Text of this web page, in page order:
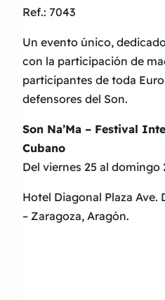
Ref.: 7043
Un evento único,
con la participación de
participantes de toda
defensores del Son.
Son Na’Ma – Festival
Cubano
Del viernes 25 al
Hotel Diagonal Plaza Ave.
– Zaragoza, Aragón.